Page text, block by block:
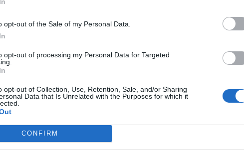
opt-out of the Sale of my Personal Data.
opt-out of processing my Personal Data for Targeted
opt-out of Collection, Use, Retention, Sale, and/or Sharing
Data that Is Unrelated with the Purposes for which it
CONFIRM
tęsiasi: iškritus Butkevičiui, į rinktinę
„Juventus“ puolėjas